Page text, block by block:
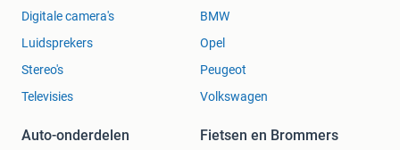
Digitale camera's
Luidsprekers
Stereo's
Televisies
BMW
Opel
Peugeot
Volkswagen
Auto-onderdelen Fietsen en Brommers